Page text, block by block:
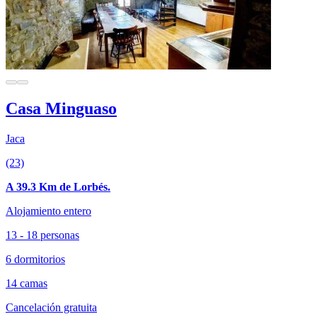
Casa Minguaso
Jaca
(23)
A 39.3 Km de Lorbés.
Alojamiento entero
13 - 18 personas
6 dormitorios
14 camas
Cancelación gratuita